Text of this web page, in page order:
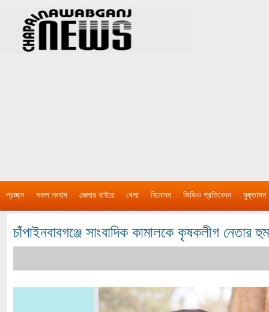
প্রচ্ছদ সকল সংবাদ জেলার বাইরে খেলা বিনোদন ভিডিও প্রতিবেদন মুক্তাঙ্গন
চাঁপাইনবাবগঞ্জে সাংবাদিক কামালকে কৃষকলীগ নেতার